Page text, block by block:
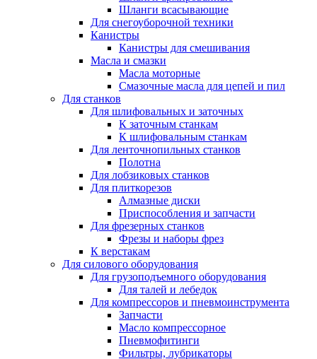
Шланги всасывающие
Для снегоуборочной техники
Канистры
Канистры для смешивания
Масла и смазки
Масла моторные
Смазочные масла для цепей и пил
Для станков
Для шлифовальных и заточных
К заточным станкам
К шлифовальным станкам
Для ленточнопильных станков
Полотна
Для лобзиковых станков
Для плиткорезов
Алмазные диски
Приспособления и запчасти
Для фрезерных станков
Фрезы и наборы фрез
К верстакам
Для силового оборудования
Для грузоподъемного оборудования
Для талей и лебедок
Для компрессоров и пневмоинструмента
Запчасти
Масло компрессорное
Пневмофитинги
Фильтры, лубрикаторы